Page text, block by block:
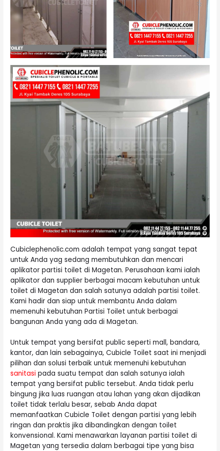
Cubiclephenolic.com adalah tempat yang sangat tepat
untuk Anda yag sedang membutuhkan dan mencari
aplikator partisi toilet di Magetan. Perusahaan kami ialah
aplikator dan supplier berbagai macam kebutuhan untuk
toilet di Magetan dan salah satunya adalah partisi toilet.
Kami hadir dan siap untuk membantu Anda dalam
memenuhi kebutuhan Partisi Toilet untuk berbagai
bangunan Anda yang ada di Magetan.
Untuk tempat yang bersifat public seperti mall, bandara,
kantor, dan lain sebagainya, Cubicle Toilet saat ini menjadi
pilihan dan solusi terbaik untuk memenuhi kebutuhan
sanitasi pada suatu tempat dan salah satunya ialah
tempat yang bersifat public tersebut. Anda tidak perlu
bingung jika luas ruangan atau lahan yang akan dijadikan
toilet tidak terlalu besar, sebab Anda dapat
memanfaatkan Cubicle Toilet dengan partisi yang lebih
ringan dan praktis jika dibandingkan dengan toilet
konvensional. Kami menawarkan layanan partisi toilet di
Magetan yang tersedia dalam berbagai tipe yang bisa